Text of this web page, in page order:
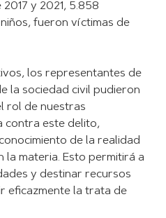
y 2021, 5.858
fueron víctimas de
los representantes de
la sociedad civil pudieron
rol de nuestras
contra este delito,
de la realidad
la materia. Esto permitirá a
y destinar recursos
eficazmente la trata de